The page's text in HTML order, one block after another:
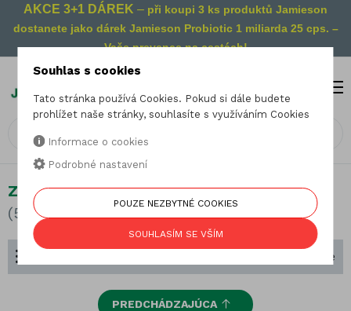
AKCE 3+1 DÁREK – při koupi 3 ks produktů Jamieson
dostanete jako dárek Jamieson Probiotic 1 miliarda 25 cps. –
Vaše prevence na cestách!
0
Zdraví žen
(51 produktů)
Seřadit podle
PREDCHÁDZAJÚCA
Souhlas s cookies
Tato stránka používá Cookies. Pokud si dále budete
prohlížet naše stránky, souhlasíte s využíváním Cookies
Informace o cookies
Podrobné nastavení
POUZE NEZBYTNÉ COOKIES
SOUHLASÍM SE VŠÍM